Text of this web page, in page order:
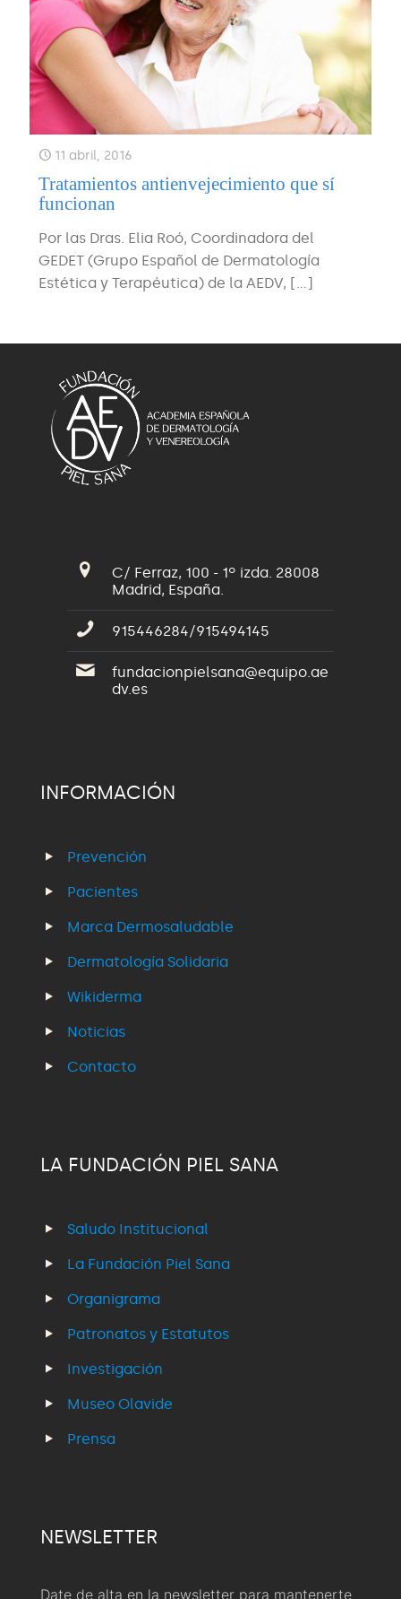
11 abril, 2016
Tratamientos antienvejecimiento que sí
funcionan
Por las Dras. Elia Roó, Coordinadora del
GEDET (Grupo Español de Dermatología
Estética y Terapéutica) de la AEDV, […]
C/ Ferraz, 100 - 1º izda. 28008
Madrid, España.
915446284/915494145
fundacionpielsana@equipo.ae
dv.es
INFORMACIÓN
Prevención
Pacientes
Marca Dermosaludable
Dermatología Solidaria
Wikiderma
Noticias
Contacto
LA FUNDACIÓN PIEL SANA
Saludo Institucional
La Fundación Piel Sana
Organigrama
Patronatos y Estatutos
Investigación
Museo Olavide
Prensa
NEWSLETTER
Date de alta en la newsletter para mantenerte